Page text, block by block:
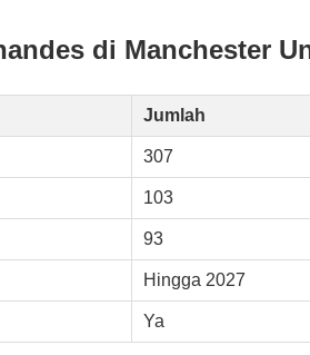
di Manchester
Jumlah
307
103
93
Hingga 2027
Ya